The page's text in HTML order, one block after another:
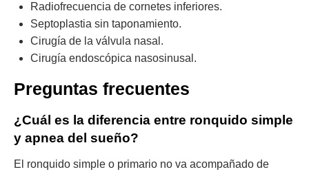
Radiofrecuencia de cornetes inferiores.
Septoplastia sin taponamiento.
Cirugía de la válvula nasal.
Cirugía endoscópica nasosinusal.
Preguntas frecuentes
¿Cuál es la diferencia entre ronquido simple
y apnea del sueño?
El ronquido simple o primario no va acompañado de